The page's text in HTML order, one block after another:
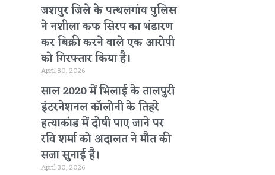
जशपुर जिले के पत्थलगांव पुलिस
ने नशीला कफ सिरप का भंडारण
कर बिक्री करने वाले एक आरोपी
को गिरफ्तार किया है।
April 30, 2026
साल 2020 में भिलाई के तालपुरी
इंटरनेशनल कॉलोनी के तिहरे
हत्याकांड में दोषी पाए जाने पर
रवि शर्मा को अदालत ने मौत की
सजा सुनाई है।
April 30, 2026